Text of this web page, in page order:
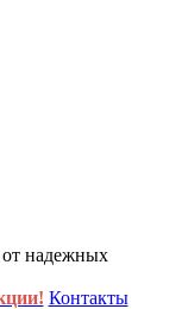
от надежных
Контакты